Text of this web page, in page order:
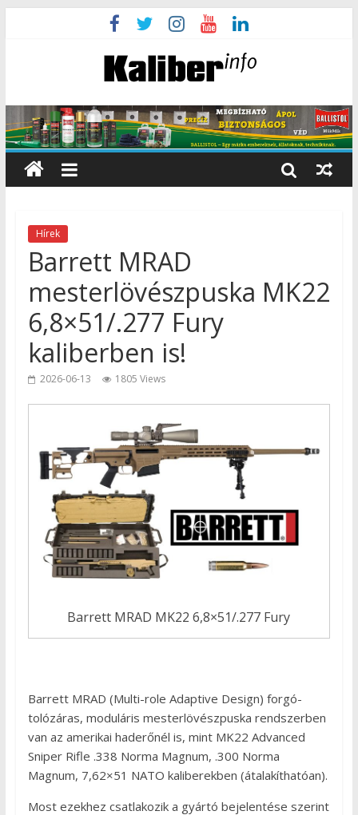
Hírek
Barrett MRAD
mesterlövészpuska MK22
6,8×51/.277 Fury
kaliberben is!
2026-06-13 1805 Views
Barrett MRAD MK22 6,8×51/.277 Fury
Barrett MRAD (Multi-role Adaptive Design) forgó-
tolózáras, moduláris mesterlövészpuska rendszerben
van az amerikai haderőnél is, mint MK22 Advanced
Sniper Rifle .338 Norma Magnum, .300 Norma
Magnum, 7,62×51 NATO kaliberekben (átalakíthatóan).
Most ezekhez csatlakozik a gyártó bejelentése szerint